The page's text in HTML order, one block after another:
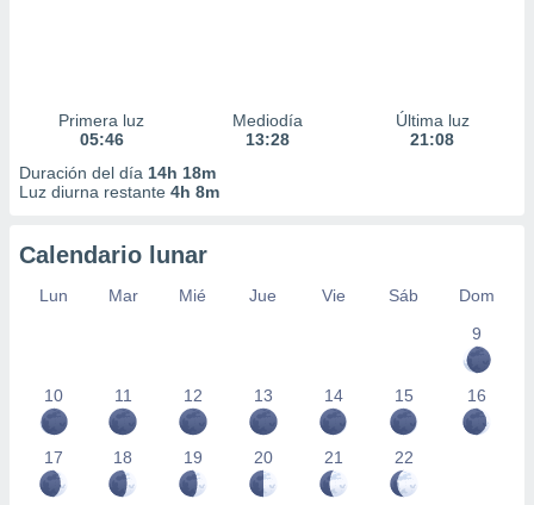
Primera luz
05:46
Mediodía
13:28
Última luz
21:08
Duración del día 14h 18m
Luz diurna restante 4h 8m
Calendario lunar
Lun Mar Mié Jue Vie Sáb
Dom
9
10 11 12 13 14 15 16
17 18 19 20 21 22